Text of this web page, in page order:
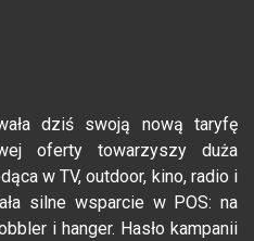
dziś swoją nową taryfę
oferty towarzyszy duża
w TV, outdoor, kino, radio i
silne wsparcie w POS: na
i hanger. Hasło kampanii